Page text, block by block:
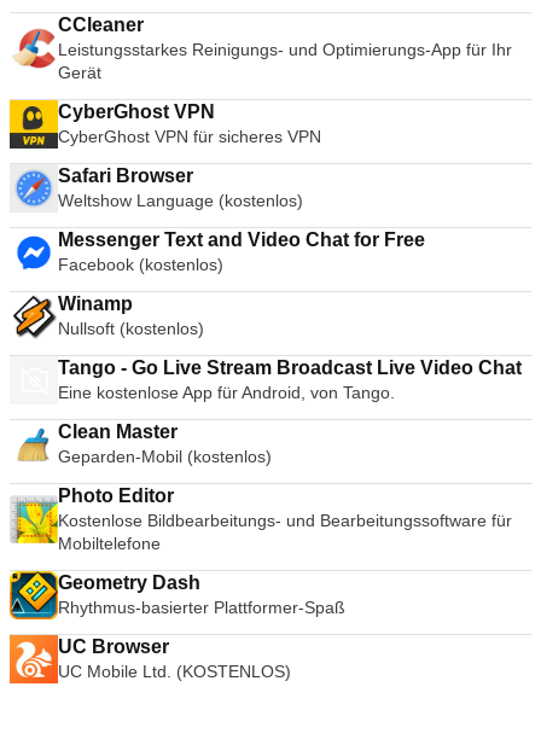
CCleaner
Leistungsstarkes Reinigungs- und Optimierungs-App für Ihr
Gerät
CyberGhost VPN
CyberGhost VPN für sicheres VPN
Safari Browser
Weltshow Language (kostenlos)
Messenger Text and Video Chat for Free
Facebook (kostenlos)
Winamp
Nullsoft (kostenlos)
Tango - Go Live Stream Broadcast Live Video Chat
Eine kostenlose App für Android, von Tango.
Clean Master
Geparden-Mobil (kostenlos)
Photo Editor
Kostenlose Bildbearbeitungs- und Bearbeitungssoftware für
Mobiltelefone
Geometry Dash
Rhythmus-basierter Plattformer-Spaß
UC Browser
UC Mobile Ltd. (KOSTENLOS)